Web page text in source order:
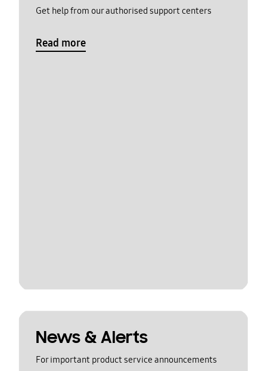
Get help from our authorised support centers
Read more
News & Alerts
For important product service announcements